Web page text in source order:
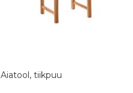
Aiatool, tiikpuu